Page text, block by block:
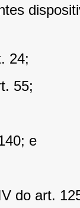
24;
55;
e
do art.